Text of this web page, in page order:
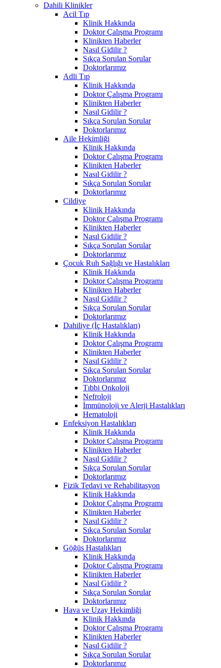
Dahili Klinikler
Acil Tıp
Klinik Hakkında
Doktor Çalışma Programı
Klinikten Haberler
Nasıl Gidilir ?
Sıkça Sorulan Sorular
Doktorlarımız
Adli Tıp
Klinik Hakkında
Doktor Çalışma Programı
Klinikten Haberler
Nasıl Gidilir ?
Sıkça Sorulan Sorular
Doktorlarımız
Aile Hekimliği
Klinik Hakkında
Doktor Çalışma Programı
Klinikten Haberler
Nasıl Gidilir ?
Sıkça Sorulan Sorular
Doktorlarımız
Cildiye
Klinik Hakkında
Doktor Çalışma Programı
Klinikten Haberler
Nasıl Gidilir ?
Sıkça Sorulan Sorular
Doktorlarımız
Çocuk Ruh Sağlığı ve Hastalıkları
Klinik Hakkında
Doktor Çalışma Programı
Klinikten Haberler
Nasıl Gidilir ?
Sıkça Sorulan Sorular
Doktorlarımız
Dahiliye (İç Hastalıkları)
Klinik Hakkında
Doktor Çalışma Programı
Klinikten Haberler
Nasıl Gidilir ?
Sıkça Sorulan Sorular
Doktorlarımız
Tıbbi Onkoloji
Nefroloji
İmmünoloji ve Alerji Hastalıkları
Hematoloji
Enfeksiyon Hastalıkları
Klinik Hakkında
Doktor Çalışma Programı
Klinikten Haberler
Nasıl Gidilir ?
Sıkça Sorulan Sorular
Doktorlarımız
Fizik Tedavi ve Rehabilitasyon
Klinik Hakkında
Doktor Çalışma Programı
Klinikten Haberler
Nasıl Gidilir ?
Sıkça Sorulan Sorular
Doktorlarımız
Göğüs Hastalıkları
Klinik Hakkında
Doktor Çalışma Programı
Klinikten Haberler
Nasıl Gidilir ?
Sıkça Sorulan Sorular
Doktorlarımız
Hava ve Uzay Hekimliği
Klinik Hakkında
Doktor Çalışma Programı
Klinikten Haberler
Nasıl Gidilir ?
Sıkça Sorulan Sorular
Doktorlarımız